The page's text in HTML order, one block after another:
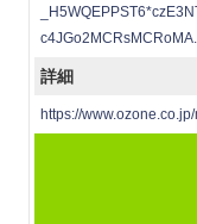
詳細
https://